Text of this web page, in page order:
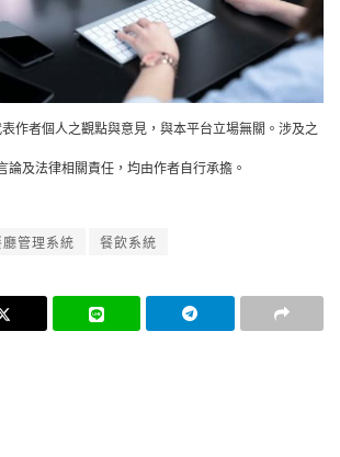
作者個人之觀點與意見，與本平台立場無關。涉及之
論及法律相關責任，均由作者自行承擔。
廳管理系統 餐飲系統